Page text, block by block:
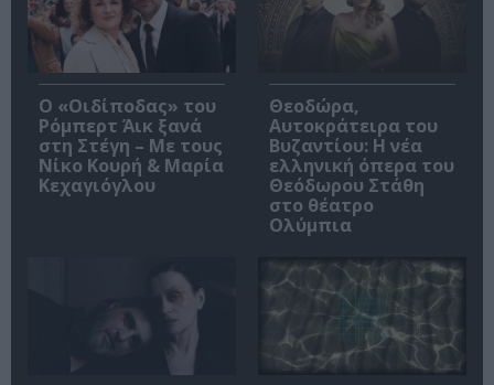
O «Οιδίποδας» του
Ρόμπερτ Άικ ξανά
στη Στέγη – Με τους
Νίκο Κουρή & Μαρία
Κεχαγιόγλου
Θεοδώρα,
Αυτοκράτειρα του
Βυζαντίου: Η νέα
ελληνική όπερα του
Θεόδωρου Στάθη
στο θέατρο
Ολύμπια